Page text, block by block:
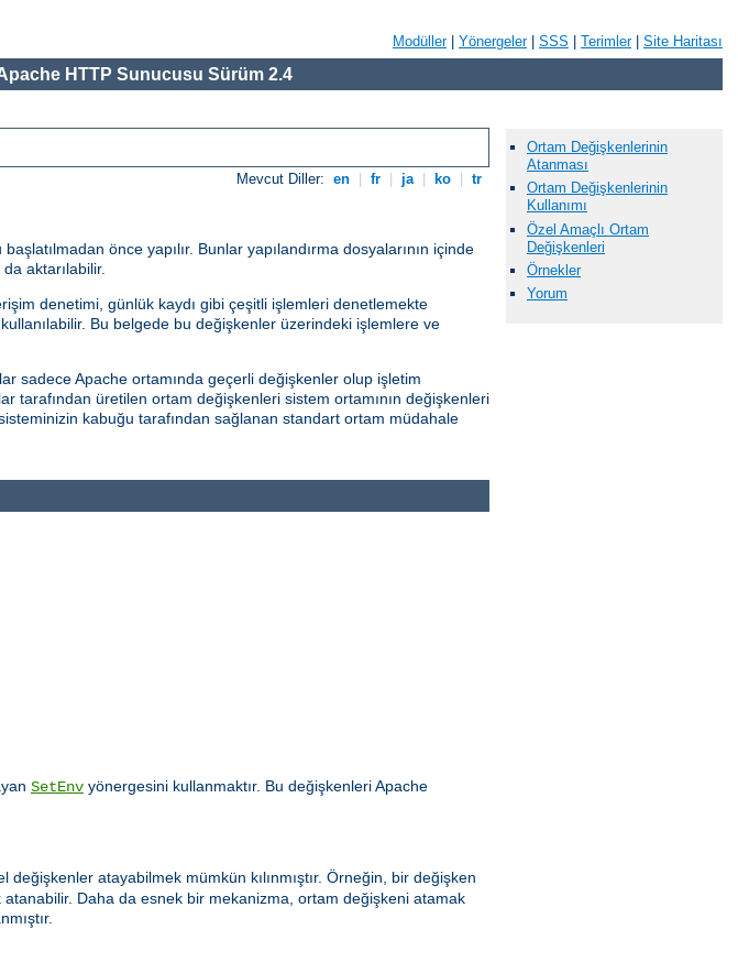
Modüller| Yönergeler| SSS Terimler| Site Haritası
HTTP Sunucusu Sürüm 2.4
Mevcut Diller: en fr ja ko tr
önce yapılır. Bunlar yapılandırma dosyalarının içinde
aktarılabilir.
denetimi, günlük kaydı gibi çeşitli işlemleri denetlemekte
Bu belgede bu değişkenler üzerindeki işlemlere ve
sadece Apache ortamında geçerli değişkenler olup işletim
tarafından üretilen ortam değişkenleri sistem ortamının değişkenleri
kabuğu tarafından sağlanan standart ortam müdahale
Ortam Değişkenlerinin
Atanması
Ortam Değişkenlerinin
Kullanımı
Özel Amaçlı Ortam
Değişkenleri
Örnekler
Yorum
SetEnv yönergesini kullanmaktır. Bu değişkenleri Apache
atayabilmek mümkün kılınmıştır. Örneğin, bir değişken
atanabilir. Daha da esnek bir mekanizma, ortam değişkeni atamak